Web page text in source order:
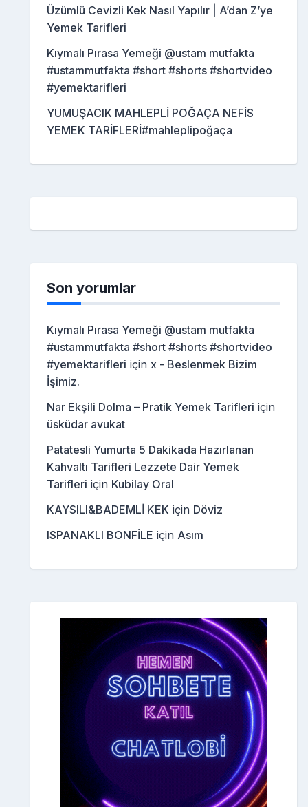
Üzümlü Cevizli Kek Nasıl Yapılır | A’dan Z’ye
Yemek Tarifleri
Kıymalı Pırasa Yemeği @ustam mutfakta
#ustammutfakta #short #shorts #shortvideo
#yemektarifleri
YUMUŞACIK MAHLEPLİ POĞAÇA NEFİS
YEMEK TARİFLERİ#mahleplipoğaça
Son yorumlar
Kıymalı Pırasa Yemeği @ustam mutfakta
#ustammutfakta #short #shorts #shortvideo
#yemektarifleri için x - Beslenmek Bizim
İşimiz.
Nar Ekşili Dolma – Pratik Yemek Tarifleri için
üsküdar avukat
Patatesli Yumurta 5 Dakikada Hazırlanan
Kahvaltı Tarifleri Lezzete Dair Yemek
Tarifleri için Kubilay Oral
KAYSILI&BADEMLİ KEK için Döviz
ISPANAKLI BONFİLE için Asım